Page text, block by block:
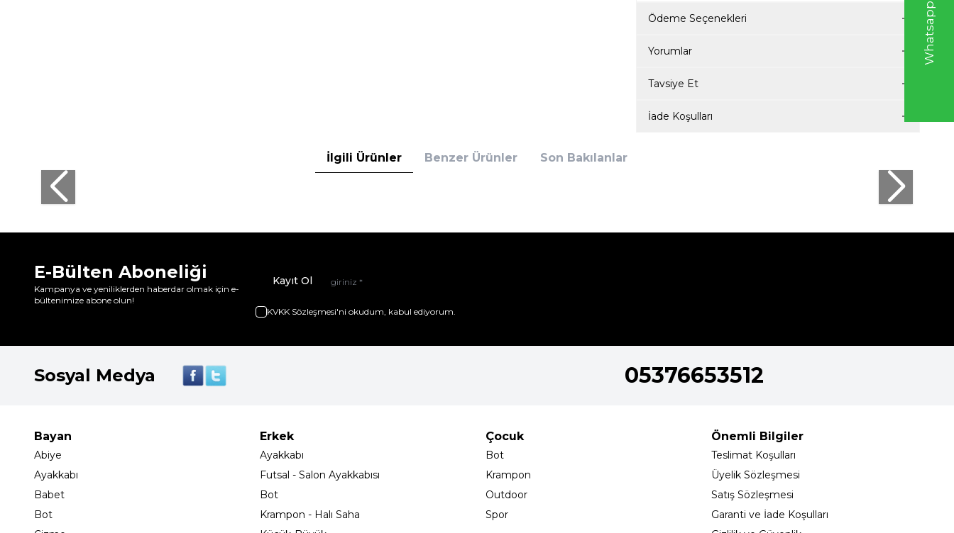
W
h
t
s
a
p
p
D
e
s
e
H
a
t
t
Ödeme Seçenekleri
Yorumlar
Tavsiye Et
İade Koşulları
İlgili Ürünler Benzer Ürünler Son Bakılanlar
E-Bülten Aboneliği
Kampanya ve yeniliklerden haberdar olmak için e-
bültenimize abone olun!
Kayıt Ol
KVKK Sözleşmesi'ni okudum, kabul ediyorum.
Sosyal Medya 05376653512
Bayan
Abiye
Ayakkabı
Babet
Bot
Erkek
Ayakkabı
Futsal - Salon Ayakkabısı
Bot
Krampon - Halı Saha
Çocuk
Bot
Krampon
Outdoor
Spor
Önemli Bilgiler
Teslimat Koşulları
Üyelik Sözleşmesi
Satış Sözleşmesi
Garanti ve İade Koşulları